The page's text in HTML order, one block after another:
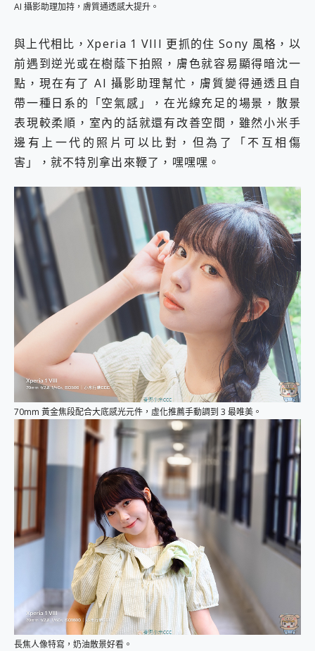
AI 攝影助理加持，膚質通透感大提升。
與上代相比，Xperia 1 VIII 更抓的住 Sony 風格，以
前遇到逆光或在樹蔭下拍照，膚色就容易顯得暗沈一
點，現在有了 AI 攝影助理幫忙，膚質變得通透且自
帶一種日系的「空氣感」，在光線充足的場景，散景
表現較柔順，室內的話就還有改善空間，雖然小米手
邊有上一代的照片可以比對，但為了「不互相傷
害」，就不特別拿出來鞭了，嘿嘿嘿。
70mm 黃金焦段配合大底感光元件，虛化推薦手動調到 3 最唯美。
長焦人像特寫，奶油散景好看。